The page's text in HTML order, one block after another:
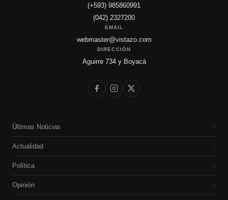
(+593) 985860991
(042) 2327200
EMAIL
webmaster@vistazo.com
DIRECCIÓN
Aguirre 734 y Boyacá
Últimas Noticias ›
Actualidad ›
Política ›
Opinión ›